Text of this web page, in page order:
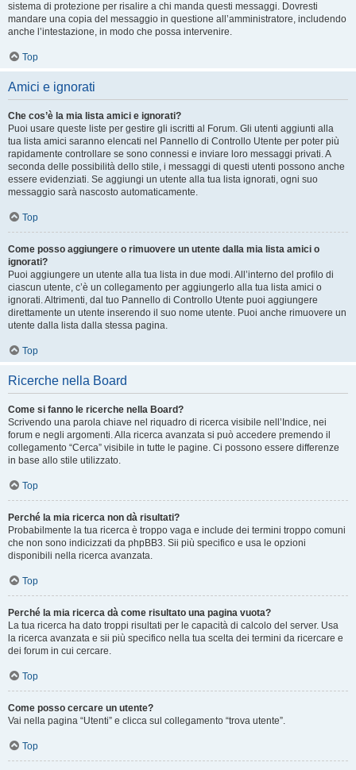
sistema di protezione per risalire a chi manda questi messaggi. Dovresti
mandare una copia del messaggio in questione all’amministratore, includendo
anche l’intestazione, in modo che possa intervenire.
Top
Amici e ignorati
Che cos’è la mia lista amici e ignorati?
Puoi usare queste liste per gestire gli iscritti al Forum. Gli utenti aggiunti alla
tua lista amici saranno elencati nel Pannello di Controllo Utente per poter più
rapidamente controllare se sono connessi e inviare loro messaggi privati. A
seconda delle possibilità dello stile, i messaggi di questi utenti possono anche
essere evidenziati. Se aggiungi un utente alla tua lista ignorati, ogni suo
messaggio sarà nascosto automaticamente.
Top
Come posso aggiungere o rimuovere un utente dalla mia lista amici o
ignorati?
Puoi aggiungere un utente alla tua lista in due modi. All’interno del profilo di
ciascun utente, c’è un collegamento per aggiungerlo alla tua lista amici o
ignorati. Altrimenti, dal tuo Pannello di Controllo Utente puoi aggiungere
direttamente un utente inserendo il suo nome utente. Puoi anche rimuovere un
utente dalla lista dalla stessa pagina.
Top
Ricerche nella Board
Come si fanno le ricerche nella Board?
Scrivendo una parola chiave nel riquadro di ricerca visibile nell’Indice, nei
forum e negli argomenti. Alla ricerca avanzata si può accedere premendo il
collegamento “Cerca” visibile in tutte le pagine. Ci possono essere differenze
in base allo stile utilizzato.
Top
Perché la mia ricerca non dà risultati?
Probabilmente la tua ricerca è troppo vaga e include dei termini troppo comuni
che non sono indicizzati da phpBB3. Sii più specifico e usa le opzioni
disponibili nella ricerca avanzata.
Top
Perché la mia ricerca dà come risultato una pagina vuota?
La tua ricerca ha dato troppi risultati per le capacità di calcolo del server. Usa
la ricerca avanzata e sii più specifico nella tua scelta dei termini da ricercare e
dei forum in cui cercare.
Top
Come posso cercare un utente?
Vai nella pagina “Utenti” e clicca sul collegamento “trova utente”.
Top